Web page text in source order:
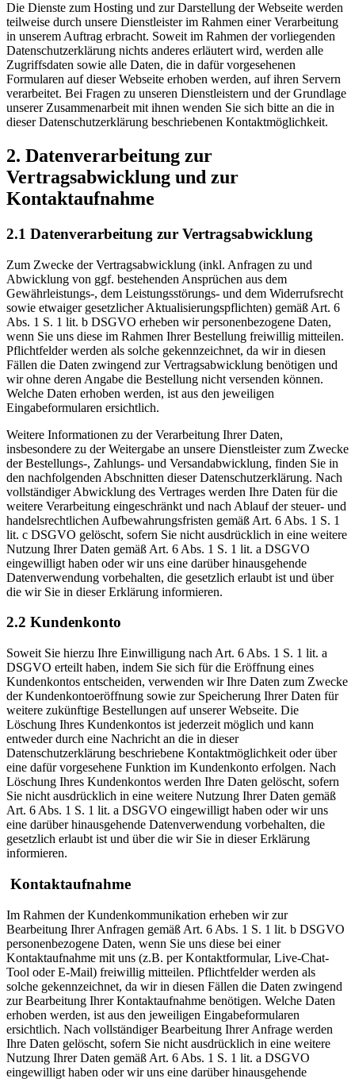
Die Dienste zum Hosting und zur Darstellung der Webseite werden
teilweise durch unsere Dienstleister im Rahmen einer Verarbeitung
in unserem Auftrag erbracht. Soweit im Rahmen der vorliegenden
Datenschutzerklärung nichts anderes erläutert wird, werden alle
Zugriffsdaten sowie alle Daten, die in dafür vorgesehenen
Formularen auf dieser Webseite erhoben werden, auf ihren Servern
verarbeitet. Bei Fragen zu unseren Dienstleistern und der Grundlage
unserer Zusammenarbeit mit ihnen wenden Sie sich bitte an die in
dieser Datenschutzerklärung beschriebenen Kontaktmöglichkeit.
2. Datenverarbeitung zur
Vertragsabwicklung und zur
Kontaktaufnahme
2.1 Datenverarbeitung zur Vertragsabwicklung
Zum Zwecke der Vertragsabwicklung (inkl. Anfragen zu und
Abwicklung von ggf. bestehenden Ansprüchen aus dem
Gewährleistungs-, dem Leistungsstörungs- und dem Widerrufsrecht
sowie etwaiger gesetzlicher Aktualisierungspflichten) gemäß Art. 6
Abs. 1 S. 1 lit. b DSGVO erheben wir personenbezogene Daten,
wenn Sie uns diese im Rahmen Ihrer Bestellung freiwillig mitteilen.
Pflichtfelder werden als solche gekennzeichnet, da wir in diesen
Fällen die Daten zwingend zur Vertragsabwicklung benötigen und
wir ohne deren Angabe die Bestellung nicht versenden können.
Welche Daten erhoben werden, ist aus den jeweiligen
Eingabeformularen ersichtlich.
Weitere Informationen zu der Verarbeitung Ihrer Daten,
insbesondere zu der Weitergabe an unsere Dienstleister zum Zwecke
der Bestellungs-, Zahlungs- und Versandabwicklung, finden Sie in
den nachfolgenden Abschnitten dieser Datenschutzerklärung. Nach
vollständiger Abwicklung des Vertrages werden Ihre Daten für die
weitere Verarbeitung eingeschränkt und nach Ablauf der steuer- und
handelsrechtlichen Aufbewahrungsfristen gemäß Art. 6 Abs. 1 S. 1
lit. c DSGVO gelöscht, sofern Sie nicht ausdrücklich in eine weitere
Nutzung Ihrer Daten gemäß Art. 6 Abs. 1 S. 1 lit. a DSGVO
eingewilligt haben oder wir uns eine darüber hinausgehende
Datenverwendung vorbehalten, die gesetzlich erlaubt ist und über
die wir Sie in dieser Erklärung informieren.
2.2 Kundenkonto
Soweit Sie hierzu Ihre Einwilligung nach Art. 6 Abs. 1 S. 1 lit. a
DSGVO erteilt haben, indem Sie sich für die Eröffnung eines
Kundenkontos entscheiden, verwenden wir Ihre Daten zum Zwecke
der Kundenkontoeröffnung sowie zur Speicherung Ihrer Daten für
weitere zukünftige Bestellungen auf unserer Webseite. Die
Löschung Ihres Kundenkontos ist jederzeit möglich und kann
entweder durch eine Nachricht an die in dieser
Datenschutzerklärung beschriebene Kontaktmöglichkeit oder über
eine dafür vorgesehene Funktion im Kundenkonto erfolgen. Nach
Löschung Ihres Kundenkontos werden Ihre Daten gelöscht, sofern
Sie nicht ausdrücklich in eine weitere Nutzung Ihrer Daten gemäß
Art. 6 Abs. 1 S. 1 lit. a DSGVO eingewilligt haben oder wir uns
eine darüber hinausgehende Datenverwendung vorbehalten, die
gesetzlich erlaubt ist und über die wir Sie in dieser Erklärung
informieren.
Kontaktaufnahme
Im Rahmen der Kundenkommunikation erheben wir zur
Bearbeitung Ihrer Anfragen gemäß Art. 6 Abs. 1 S. 1 lit. b DSGVO
personenbezogene Daten, wenn Sie uns diese bei einer
Kontaktaufnahme mit uns (z.B. per Kontaktformular, Live-Chat-
Tool oder E-Mail) freiwillig mitteilen. Pflichtfelder werden als
solche gekennzeichnet, da wir in diesen Fällen die Daten zwingend
zur Bearbeitung Ihrer Kontaktaufnahme benötigen. Welche Daten
erhoben werden, ist aus den jeweiligen Eingabeformularen
ersichtlich. Nach vollständiger Bearbeitung Ihrer Anfrage werden
Ihre Daten gelöscht, sofern Sie nicht ausdrücklich in eine weitere
Nutzung Ihrer Daten gemäß Art. 6 Abs. 1 S. 1 lit. a DSGVO
eingewilligt haben oder wir uns eine darüber hinausgehende